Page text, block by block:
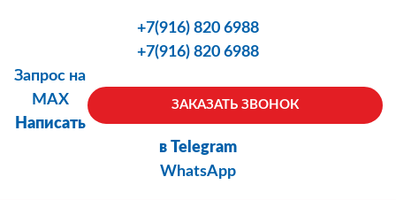
+7(916) 820 6988
+7(916) 820 6988
ЗАКАЗАТЬ ЗВОНОК
Запрос на
MAX
Написать
в Telegram
WhatsApp